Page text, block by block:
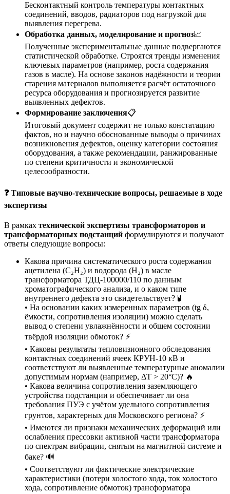
Бесконтактный контроль температуры контактных
соединений, вводов, радиаторов под нагрузкой для
выявления перегрева.
Обработка данных, моделирование и прогноз📈
Полученные экспериментальные данные подвергаются
статистической обработке. Строятся тренды изменения
ключевых параметров (например, роста содержания
газов в масле). На основе законов надёжности и теории
старения материалов выполняется расчёт остаточного
ресурса оборудования и прогнозируется развитие
выявленных дефектов.
Формирование заключения📋
Итоговый документ содержит не только констатацию
фактов, но и научно обоснованные выводы о причинах
возникновения дефектов, оценку категории состояния
оборудования, а также рекомендации, ранжированные
по степени критичности и экономической
целесообразности.
❓ Типовые научно-технические вопросы, решаемые в ходе
экспертизы
В рамках технической экспертизы трансформаторов и
трансформаторных подстанций формулируются и получают
ответы следующие вопросы:
Какова причина систематического роста содержания
ацетилена (C₂H₂) и водорода (H₂) в масле
трансформатора ТДЦ-100000/110 по данным
хроматографического анализа, и о каком типе
внутреннего дефекта это свидетельствует? 🧪
• На основании каких измеренных параметров (tg δ,
ёмкости, сопротивления изоляции) можно сделать
вывод о степени увлажнённости и общем состоянии
твёрдой изоляции обмоток? ⚡
• Каковы результаты тепловизионного обследования
контактных соединений ячеек КРУН-10 кВ и
соответствуют ли выявленные температурные аномалии
допустимым нормам (например, ΔT > 20°C)? 🔥
• Какова величина сопротивления заземляющего
устройства подстанции и обеспечивает ли она
требования ПУЭ с учётом удельного сопротивления
грунтов, характерных для Московского региона? ⚡
• Имеются ли признаки механических деформаций или
ослабления прессовки активной части трансформатора
по спектрам вибрации, снятым на магнитной системе и
баке? 🔊
• Соответствуют ли фактические электрические
характеристики (потери холостого хода, ток холостого
хода, сопротивление обмоток) трансформатора